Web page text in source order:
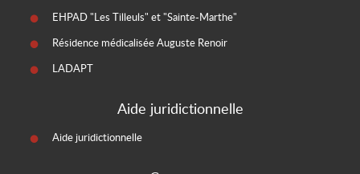
EHPAD "Les Tilleuls" et "Sainte-Marthe"
Résidence médicalisée Auguste Renoir
LADAPT
Aide juridictionnelle
Aide juridictionnelle